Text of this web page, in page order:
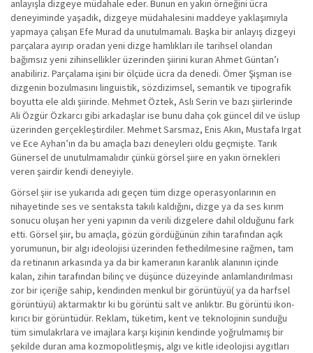
anlayışla dizgeye müdahale eder. Bunun en yakın örneğini ücra
deneyiminde yaşadık, dizgeye müdahalesini maddeye yaklaşımıyla
yapmaya çalışan Efe Murad da unutulmamalı. Başka bir anlayış dizgeyi
parçalara ayırıp oradan yeni dizge hamlıkları ile tarihsel olandan
bağımsız yeni zihinsellikler üzerinden şiirini kuran Ahmet Güntan’ı
anabiliriz. Parçalama işini bir ölçüde ücra da denedi. Ömer Şişman ise
dizgenin bozulmasını linguistik, sözdizimsel, semantik ve tipografik
boyutta ele aldı şiirinde. Mehmet Öztek, Aslı Serin ve bazı şiirlerinde
Ali Özgür Özkarcı gibi arkadaşlar ise bunu daha çok güncel dil ve üslup
üzerinden gerçekleştirdiler. Mehmet Sarsmaz, Enis Akın, Mustafa Irgat
ve Ece Ayhan’ın da bu amaçla bazı deneyleri oldu geçmişte. Tarık
Günersel de unutulmamalıdır çünkü görsel şiire en yakın örnekleri
veren şairdir kendi deneyiyle.
Görsel şiir ise yukarıda adı geçen tüm dizge operasyonlarının en
nihayetinde ses ve sentaksta takılı kaldığını, dizge ya da ses kırım
sonucu oluşan her yeni yapının da verili dizgelere dahil olduğunu fark
etti. Görsel şiir, bu amaçla, gözün gördüğünün zihin tarafından açık
yorumunun, bir algı ideolojisi üzerinden fethedilmesine rağmen, tam
da retinanın arkasında ya da bir kameranın karanlık alanının içinde
kalan, zihin tarafından bilinç ve düşünce düzeyinde anlamlandırılması
zor bir içeriğe sahip, kendinden menkul bir görüntüyü( ya da harfsel
görüntüyü) aktarmaktır ki bu görüntü salt ve anlıktır. Bu görüntü ikon-
kırıcı bir görüntüdür. Reklam, tüketim, kent ve teknolojinin sunduğu
tüm simulakrlara ve imajlara karşı kişinin kendinde yoğrulmamış bir
şekilde duran ama kozmopolitleşmiş, algı ve kitle ideolojisi aygıtları